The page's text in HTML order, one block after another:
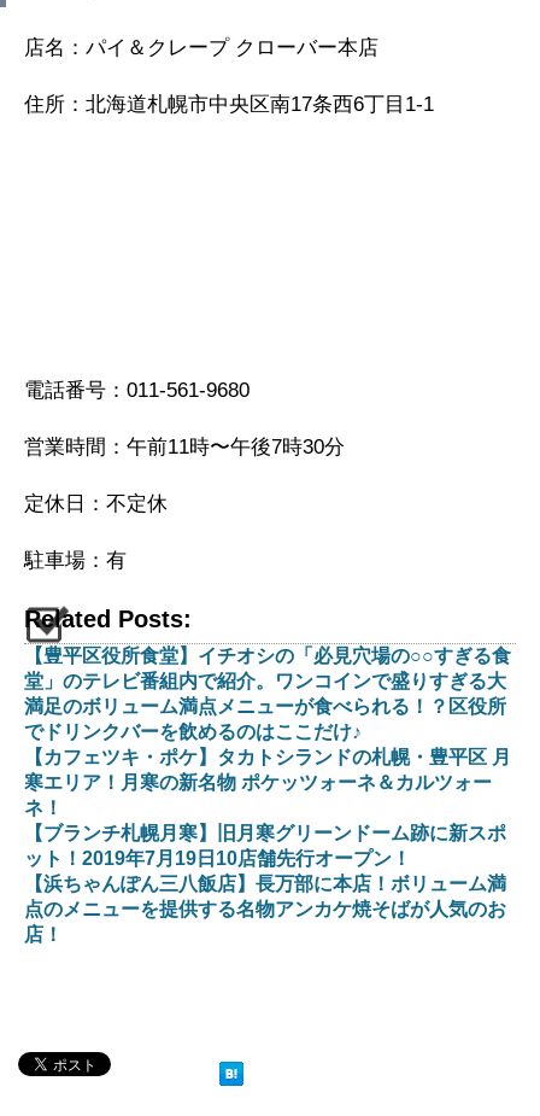
店名：パイ＆クレープ クローバー本店
住所：北海道札幌市中央区南17条西6丁目1-1
電話番号：011-561-9680
営業時間：午前11時〜午後7時30分
定休日：不定休
駐車場：有
Related Posts:
【豊平区役所食堂】イチオシの「必見穴場の○○すぎる食
堂」のテレビ番組内で紹介。ワンコインで盛りすぎる大
満足のボリューム満点メニューが食べられる！？区役所
でドリンクバーを飲めるのはここだけ♪
【カフェツキ・ポケ】タカトシランドの札幌・豊平区 月
寒エリア！月寒の新名物 ポケッツォーネ＆カルツォー
ネ！
【ブランチ札幌月寒】旧月寒グリーンドーム跡に新スポ
ット！2019年7月19日10店舗先行オープン！
【浜ちゃんぽん三八飯店】長万部に本店！ボリューム満
点のメニューを提供する名物アンカケ焼そばが人気のお
店！